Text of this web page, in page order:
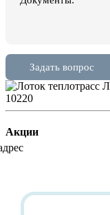
10220
Акции